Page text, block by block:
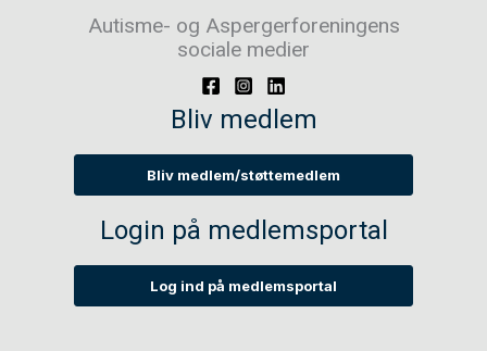
Autisme- og Aspergerforeningens
sociale medier
Bliv medlem
Bliv medlem/støttemedlem
Login på medlemsportal
Log ind på medlemsportal